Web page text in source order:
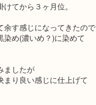
てから３ヶ月位。
余す感じになってきたので
染め(濃いめ？)に染めて
ましたが
まり良い感じに仕上げて